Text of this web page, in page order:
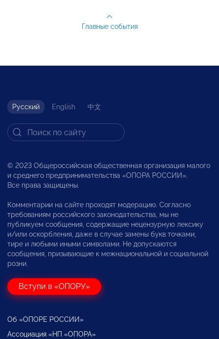
Главные события
Русский English 中文
© 2023 Общероссийская общественная организация малого
и среднего предпринимательства «ОПОРА РОССИИ».
Все права защищены.
Комментарии на сайте проходят модерацию. Согласно
требованиям российского законодательства, мы не
публикуем сообщения, содержащие нецензурную лексику
и/или оскорбления, даже в случае замены букв точками,
тире и любыми иными символами. Не допускаются
сообщения, призывающие к межнациональной и социальной
розни.
Вступи в «ОПОРУ»
Об «ОПОРЕ РОССИИ»
Ассоциация «НП «ОПОРА»